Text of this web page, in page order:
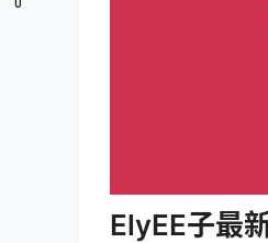
ElyEE子最